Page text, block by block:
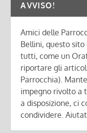
AVVISO!
Amici delle
Bellini, questo
tutti, come un
riportare gli
Parrocchia).
impegno rivolto a
a disposizione, ci
condividere.